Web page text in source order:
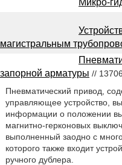
магистральным
запорной арматуры //
Пневматический привод,
управляющее устройство,
информации о положении
магнитно-герконовых
выполненный заодно с
которого также входит
ручного дублера.